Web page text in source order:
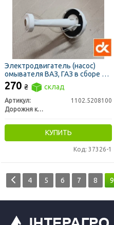
Электродвигатель (насос)
омывателя ВАЗ, ГАЗ в сборе ст.
обр. (морковка) 12В (ДК)
270 ₴ склад
Артикул:
1102.5208100
Дорожня карта
КУПИТЬ
Код: 37326-1
4 5 6 7 8 9